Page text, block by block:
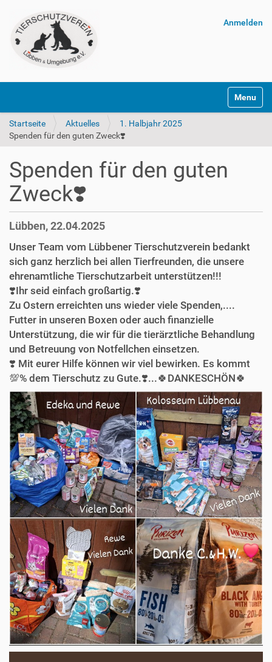
Anmelden
Startseite Aktuelles
1. Halbjahr 2025
Spenden für den guten Zweck❣️
Spenden für den guten
Zweck❣️
Lübben, 22.04.2025
Unser Team vom Lübbener Tierschutzverein bedankt
sich ganz herzlich bei allen Tierfreunden, die unsere
ehrenamtliche Tierschutzarbeit unterstützen!!!
❣️Ihr seid einfach großartig.❣️
Zu Ostern erreichten uns wieder viele Spenden,....
Futter in unseren Boxen oder auch finanzielle
Unterstützung, die wir für die tierärztliche Behandlung
und Betreuung von Notfellchen einsetzen.
❣️ Mit eurer Hilfe können wir viel bewirken. Es kommt
💯% dem Tierschutz zu Gute.❣️...🍀DANKESCHÖN🍀